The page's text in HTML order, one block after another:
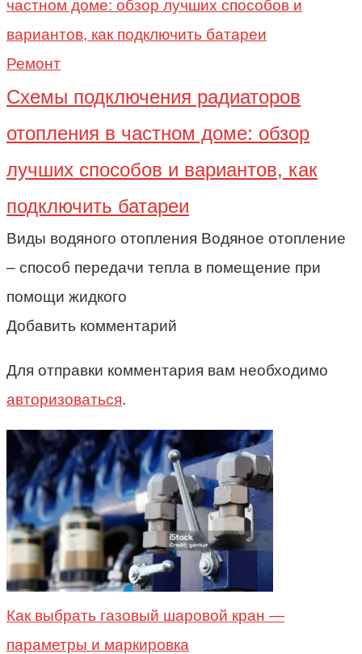
Ремонт
Схемы подключения радиаторов
отопления в частном доме: обзор
лучших способов и вариантов, как
подключить батареи
Виды водяного отопления Водяное отопление
– способ передачи тепла в помещение при
помощи жидкого
Добавить комментарий
Для отправки комментария вам необходимо
авторизоваться.
Как выбрать газовый шаровой кран —
параметры и маркировка